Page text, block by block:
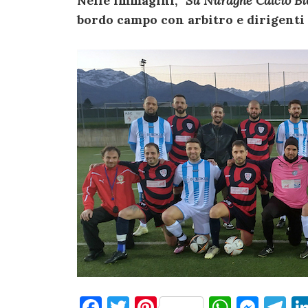
bordo campo con arbitro e